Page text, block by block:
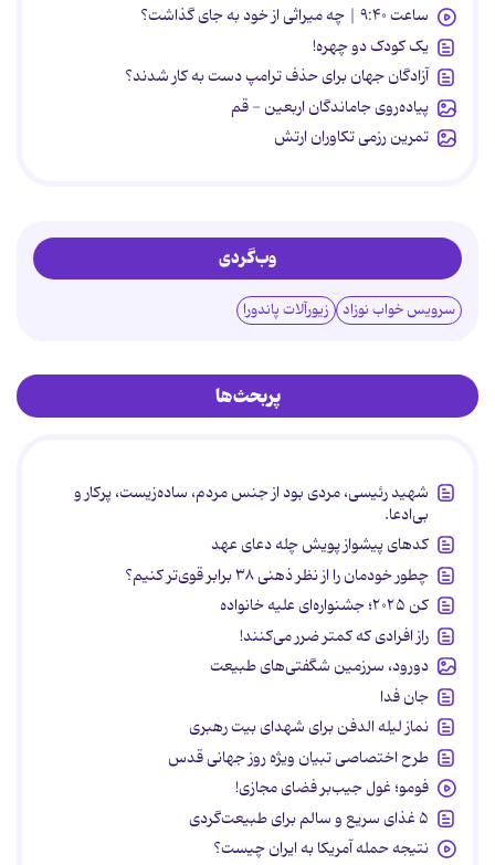
ساعت ۹:۴۰ | چه میراثی از خود به جای گذاشت؟
یک کودک دو چهره!
آزادگان جهان برای حذف ترامپ دست به کار شدند؟
پیاده‌روی جاماندگان اربعین - قم
تمرین رزمی تکاوران ارتش
وب‌گردی
سرویس خواب نوزاد زیورآلات پاندورا
پربحث‌ها
شهید رئیسی، مردی بود از جنس مردم، ساده‌زیست، پرکار و
بی‌ادعا.
کدهای پیشواز پویش چله دعای عهد
چطور خودمان را از نظر ذهنی ۳۸ برابر قوی‌تر کنیم؟
کن ۲۰۲۵؛ جشنواره‌ای علیه خانواده
راز افرادی که کمتر ضرر می‌کنند!
دورود، سرزمین شگفتی‌های طبیعت
جان فدا
نماز لیله الدفن برای شهدای بیت رهبری
طرح اختصاصی تبیان ویژه روز جهانی قدس
فومو؛ غول جیب‌بر فضای مجازی!
۵ غذای سریع و سالم برای طبیعت‌گردی
نتیجه حمله آمریکا به ایران چیست؟